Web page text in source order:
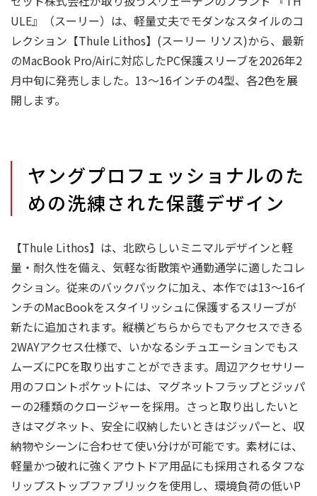
ULE』（スーリー）は、軽量丈夫でモダンなスタイルのコ
レクション【Thule Lithos】(スーリー リソス)から、最新
のMacBook Pro/Airに対応したPC保護スリーブを2026年2
月中旬に発売しました。13〜16インチの4型、各2色を展
開します。
ヤングプロフェッショナルのた
めの洗練された保護デザイン
【Thule Lithos】は、北欧らしいミニマルデザインと軽
量・耐久性を備え、気軽な街散策や通勤通学に適したコレ
クション。従来のバックパックに加え、本作では13〜16イ
ンチのMacBookをスタイリッシュに保護するスリーブが
新たに追加されます。縦横どちらからでもアクセスできる
2WAYアクセス仕様で、いかなるシチュエーションでもス
ムーズにPCを取り出すことができます。周辺アクセサリー
用のフロントポケットには、マグネットフラップとジッパ
ーの2種類のクロージャーを採用。さっと取り出したいと
きはマグネット、安全に収納したいときはジッパーと、収
納物やシーンに合わせて使い分けが可能です。素材には、
軽量かつ破れに強くアウトドア用品にも採用されるタフな
リップストップファブリックを使用し、環境負荷の低いP